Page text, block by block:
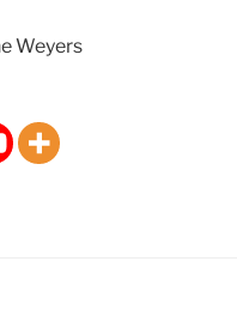
Weyers